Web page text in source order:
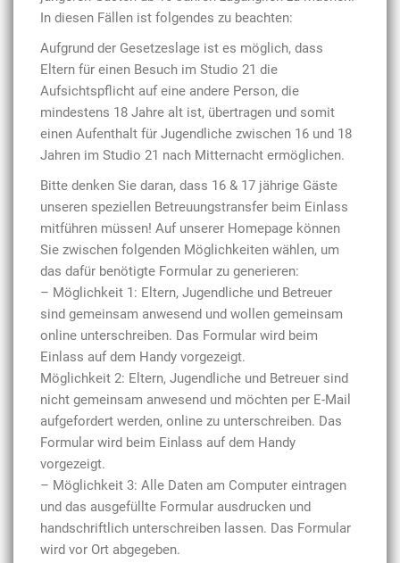
In diesen Fällen ist folgendes zu beachten:
Aufgrund der Gesetzeslage ist es möglich, dass
Eltern für einen Besuch im Studio 21 die
Aufsichtspflicht auf eine andere Person, die
mindestens 18 Jahre alt ist, übertragen und somit
einen Aufenthalt für Jugendliche zwischen 16 und 18
Jahren im Studio 21 nach Mitternacht ermöglichen.
Bitte denken Sie daran, dass 16 & 17 jährige Gäste
unseren speziellen Betreuungstransfer beim Einlass
mitführen müssen! Auf unserer Homepage können
Sie zwischen folgenden Möglichkeiten wählen, um
das dafür benötigte Formular zu generieren:
– Möglichkeit 1: Eltern, Jugendliche und Betreuer
sind gemeinsam anwesend und wollen gemeinsam
online unterschreiben. Das Formular wird beim
Einlass auf dem Handy vorgezeigt.
Möglichkeit 2: Eltern, Jugendliche und Betreuer sind
nicht gemeinsam anwesend und möchten per E-Mail
aufgefordert werden, online zu unterschreiben. Das
Formular wird beim Einlass auf dem Handy
vorgezeigt.
– Möglichkeit 3: Alle Daten am Computer eintragen
und das ausgefüllte Formular ausdrucken und
handschriftlich unterschreiben lassen. Das Formular
wird vor Ort abgegeben.